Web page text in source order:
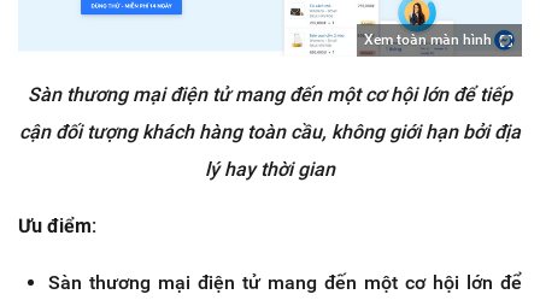
Xem toàn màn hình
Sàn thương mại điện tử mang đến một cơ hội lớn để tiếp
cận đối tượng khách hàng toàn cầu, không giới hạn bởi địa
lý hay thời gian
Ưu điểm:
Sàn thương mại điện tử mang đến một cơ hội lớn để